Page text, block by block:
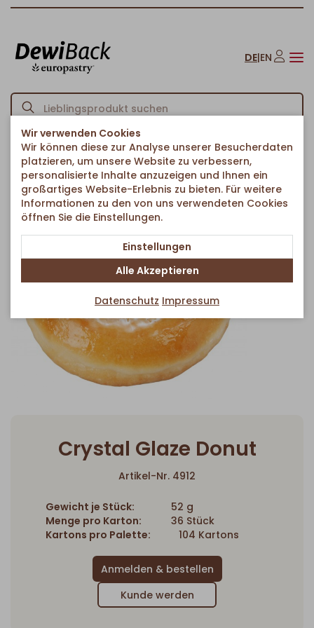
DE|EN
Startseite American Bakery Donuts/ Crystal Glaze Donut
Zurück zur Artikelübersicht
Crystal Glaze Donut
Artikel-Nr. 4912
Gewicht je Stück:
52 g
Menge pro Karton:
36 Stück
Kartons pro Palette:
104 Kartons
Kunde werden
Wir verwenden Cookies
Wir können diese zur Analyse unserer Besucherdaten
platzieren, um unsere Website zu verbessern,
personalisierte Inhalte anzuzeigen und Ihnen ein
großartiges Website-Erlebnis zu bieten. Für weitere
Informationen zu den von uns verwendeten Cookies
öffnen Sie die Einstellungen.
Einstellungen
Alle Akzeptieren
Datenschutz Impressum